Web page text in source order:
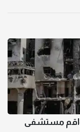
طواقم مستشفى